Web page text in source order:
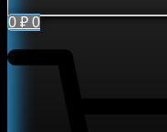
0 ₽ 0